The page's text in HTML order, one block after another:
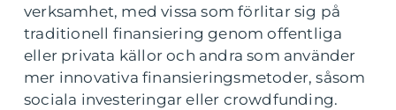
verksamhet, med vissa som förlitar sig på
traditionell finansiering genom offentliga
eller privata källor och andra som använder
mer innovativa finansieringsmetoder, såsom
sociala investeringar eller crowdfunding.